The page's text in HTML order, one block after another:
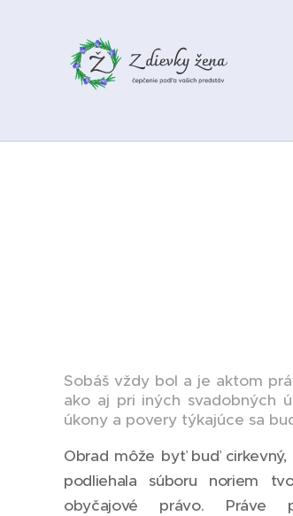
Sobáš vždy bol a je aktom
ako aj pri iných svadobných
úkony a povery týkajúce sa
Obrad môže byť buď
podliehala súboru noriem
obyčajové právo. Práve